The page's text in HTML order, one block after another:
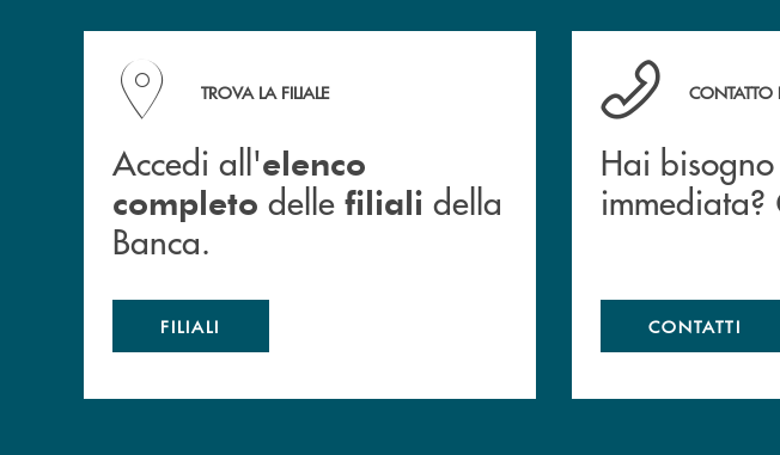
Accedi all' elenco completo delle filiali della Banca.
TROVA LA FILIALE
Accedi all'elenco
completo delle filiali della
Banca.
FILIALI
Hai bisogno di
CONTATTO
Hai
immediata?
CONTATTI